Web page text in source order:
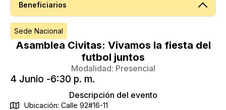
Beneficiarios
Sede Nacional
Asamblea Civitas: Vivamos la fiesta del
futbol juntos
Modalidad: Presencial
4 Junio -6:30 p. m.
Descripción del evento
Ubicación: Calle 92#16-11